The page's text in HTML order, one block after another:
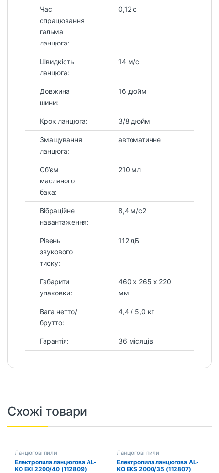
Час
спрацювання
гальма
ланцюга:
0,12 с
Швидкість
ланцюга:
14 м/с
Довжина
шини:
16 дюйм
Крок ланцюга: 3/8 дюйм
Змащування
ланцюга:
автоматичне
Об’єм
масляного
бака:
210 мл
Вібраційне
навантаження:
8,4 м/c2
Рівень
звукового
тиску:
112 дБ
Габарити
упаковки:
460 х 265 х 220
мм
Вага нетто/
брутто:
4,4 / 5,0 кг
Гарантія: 36 місяців
Схожі товари
Ланцюгові пили
Електропила ланцюгова AL-
KO EKI 2200/40 (112809)
Ланцюгові пили
Електропила ланцюгова AL-
KO EKS 2000/35 (112807)